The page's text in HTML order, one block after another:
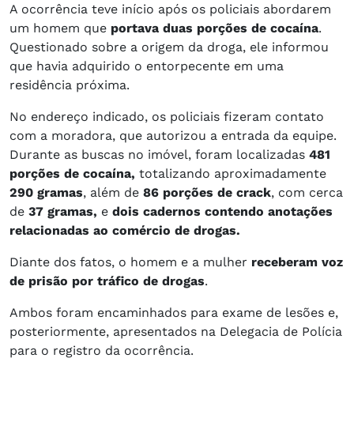
A ocorrência teve início após os policiais abordarem
um homem que portava duas porções de cocaína.
Questionado sobre a origem da droga, ele informou
que havia adquirido o entorpecente em uma
residência próxima.
No endereço indicado, os policiais fizeram contato
com a moradora, que autorizou a entrada da equipe.
Durante as buscas no imóvel, foram localizadas 481
porções de cocaína, totalizando aproximadamente
290 gramas, além de 86 porções de crack, com cerca
de 37 gramas, e dois cadernos contendo anotações
relacionadas ao comércio de drogas.
Diante dos fatos, o homem e a mulher receberam voz
de prisão por tráfico de drogas.
Ambos foram encaminhados para exame de lesões e,
posteriormente, apresentados na Delegacia de Polícia
para o registro da ocorrência.